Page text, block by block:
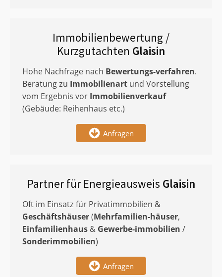
Immobilienbewertung /
Kurzgutachten Glaisin
Hohe Nachfrage nach Bewertungs-verfahren.
Beratung zu Immobilienart und Vorstellung
vom Ergebnis vor Immobilienverkauf
(Gebäude: Reihenhaus etc.)
Anfragen
Partner für Energieausweis Glaisin
Oft im Einsatz für Privatimmobilien &
Geschäftshäuser(Mehrfamilien-häuser,
Einfamilienhaus & Gewerbe-immobilien /
Sonderimmobilien)
Anfragen